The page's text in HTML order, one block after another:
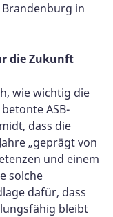
in
die Zukunft
wie wichtig die
ASB-
dass die
„geprägt von
und einem
solche
dafür, dass
bleibt